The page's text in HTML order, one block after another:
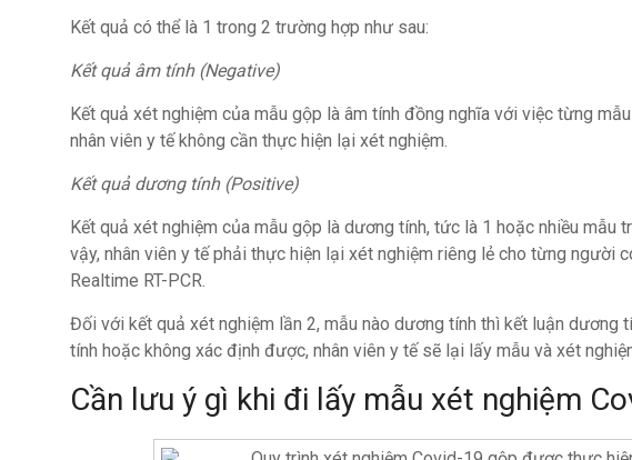
Kết quả có thể là 1 trong 2 trường hợp như sau:
Kết quả âm tính (Negative)
Kết quả xét nghiệm của mẫu gộp là âm tính đồng nghĩa với việc từng
nhân viên y tế không cần thực hiện lại xét nghiệm.
Kết quả dương tính (Positive)
Kết quả xét nghiệm của mẫu gộp là dương tính, tức là 1 hoặc nhiều mẫu
vậy, nhân viên y tế phải thực hiện lại xét nghiệm riêng lẻ cho từng người
Realtime RT-PCR.
Đối với kết quả xét nghiệm lần 2, mẫu nào dương tính thì kết luận dương
tính hoặc không xác định được, nhân viên y tế sẽ lại lấy mẫu và xét
Cần lưu ý gì khi đi lấy mẫu xét nghiệm